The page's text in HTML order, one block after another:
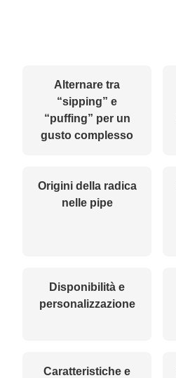
Alternare tra
“sipping” e
“puffing” per un
gusto complesso
Origini della radica
nelle pipe
Disponibilità e
personalizzazione
Caratteristiche e